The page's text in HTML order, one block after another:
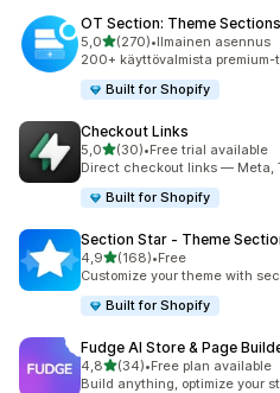
OT Section: Theme Sections
5,0/ 5 tähteä
(270)
270 arvostelua yhteensä
•Ilmainen asennus
200+ käyttövalmista premium-
Built for Shopify
Checkout Links
5,0/ 5 tähteä
(30)
30 arvostelua yhteensä
•Free trial available
Direct checkout links — Meta,
Built for Shopify
Section Star ‑ Theme
4,9/ 5 tähteä
(168)
168 arvostelua yhteensä
•Free
Customize your theme with
Built for Shopify
Fudge AI Store & Page
4,8/ 5 tähteä
(34)
34 arvostelua yhteensä
•Free plan available
Build anything, optimize your